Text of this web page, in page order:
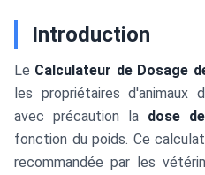
Introduction
Le Calculateur de Dosage
les propriétaires d'animaux
avec précaution la dose
fonction du poids. Ce
recommandée par les